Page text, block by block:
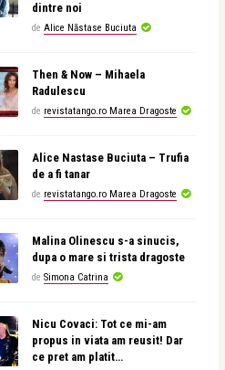
dintre noi
de Alice Năstase Buciuta
Then & Now – Mihaela
Radulescu
de revistatango.ro Marea Dragoste
Alice Nastase Buciuta – Trufia
de a fi tanar
de revistatango.ro Marea Dragoste
Malina Olinescu s-a sinucis,
dupa o mare si trista dragoste
de Simona Catrina
Nicu Covaci: Tot ce mi-am
propus in viata am reusit! Dar
ce pret am platit…